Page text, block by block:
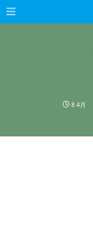
8 4月